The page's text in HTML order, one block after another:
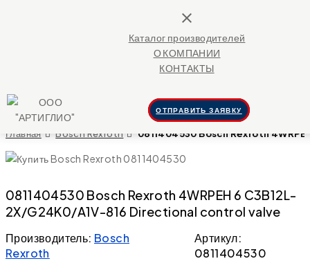
close
Каталог производителей
О КОМПАНИИ
КОНТАКТЫ
ОТПРАВИТЬ ЗАЯВКУ
Главная Bosch Rexroth 0811404530 Bosch Rexroth
0811404530 Bosch Rexroth 4WRPEH 6 C3B12L-
2X/G24K0/A1V-816 Directional control valve
Производитель: Bosch
Rexroth
Артикул:
0811404530